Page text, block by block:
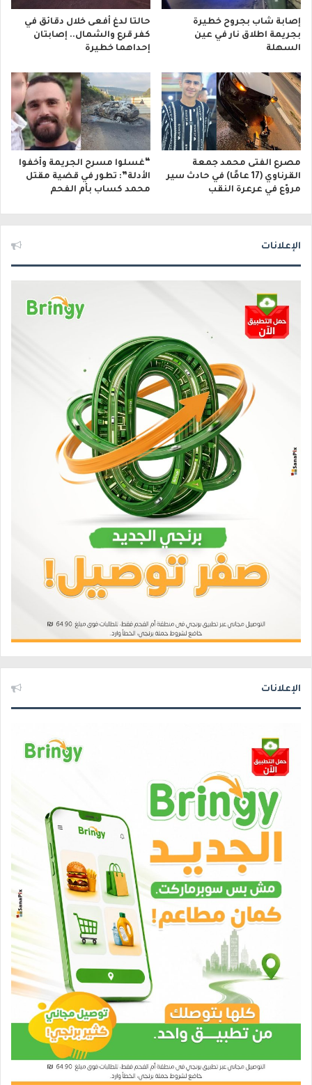
إصابة شاب بجروح خطيرة
بجريمة اطلاق نار في عين
السهلة
حالتا لدغ أفعى خلال دقائق في
كفر قرع والشمال.. إصابتان
إحداهما خطيرة
مصرع الفتى محمد جمعة
القرناوي (17 عامًا) في حادث سير
مروّع في عرعرة النقب
“غسلوا مسرح الجريمة وأخفوا
الأدلة”: تطور في قضية مقتل
محمد كساب بأم الفحم
الإعلانات
الإعلانات